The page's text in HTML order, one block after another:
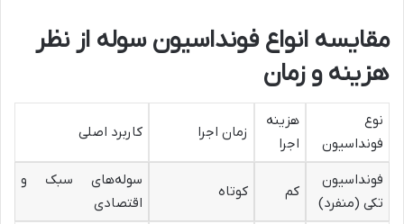
مقایسه انواع فونداسیون سوله از نظر
هزینه و زمان
نوع
فونداسیون
هزینه
اجرا
زمان اجرا کاربرد اصلی
فونداسیون
تکی (منفرد)
کم کوتاه
سوله‌های سبک و
اقتصادی